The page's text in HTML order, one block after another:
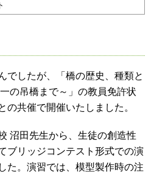
したが、「橋の歴史、種類と
の吊橋まで～」の教員免許状
の共催で開催いたしました。
沼田先生から、生徒の創造性
ブリッジコンテスト形式での演
た。演習では、模型製作時の注